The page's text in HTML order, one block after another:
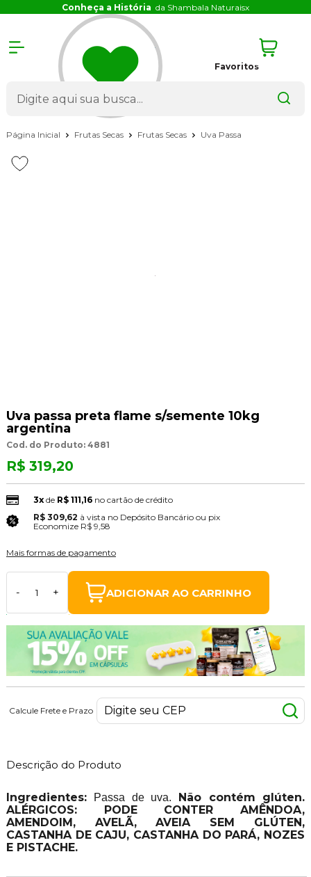
Conheça a História da Shambala Naturaisx
Favoritos
Página Inicial Frutas Secas Frutas Secas Uva Passa
Uva passa preta flame s/semente 10kg
argentina
Cod. do Produto: 4881
R$ 319,20
3xde R$ 111,16 no cartão de crédito
R$ 309,62 à vista no Depósito Bancário ou pix
Economize R$ 9,58
Mais formas de pagamento
- + ADICIONAR AO CARRINHO
Calcule Frete e Prazo
Descrição do Produto
Ingredientes: Passa de uva.
Não contém glúten.
ALÉRGICOS: PODE CONTER AMÊNDOA,
AMENDOIM, AVELÃ, AVEIA SEM GLÚTEN,
CASTANHA DE CAJU, CASTANHA DO PARÁ, NOZES
E PISTACHE.